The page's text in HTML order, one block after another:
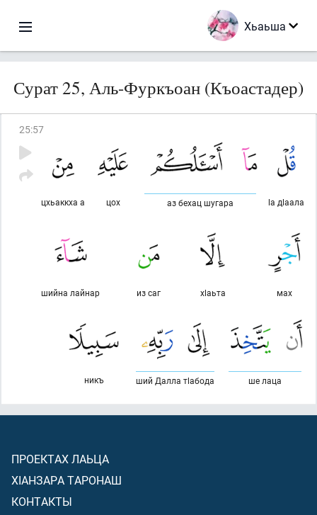
Хьаьша
Сурат 25, Аль-Фуркъоан (Къоастадер)
25:57
lа дlаала
аз бехац шугара
цох
цхьаккха а
мах
хlаьта
из саг
шийна лайнар
ше лаца
ший Далла тlабода
никъ
ПРОЕКТАХ ЛАЬЦА
ХIАНЗАРА ТАРОНАШ
КОНТАКТЫ